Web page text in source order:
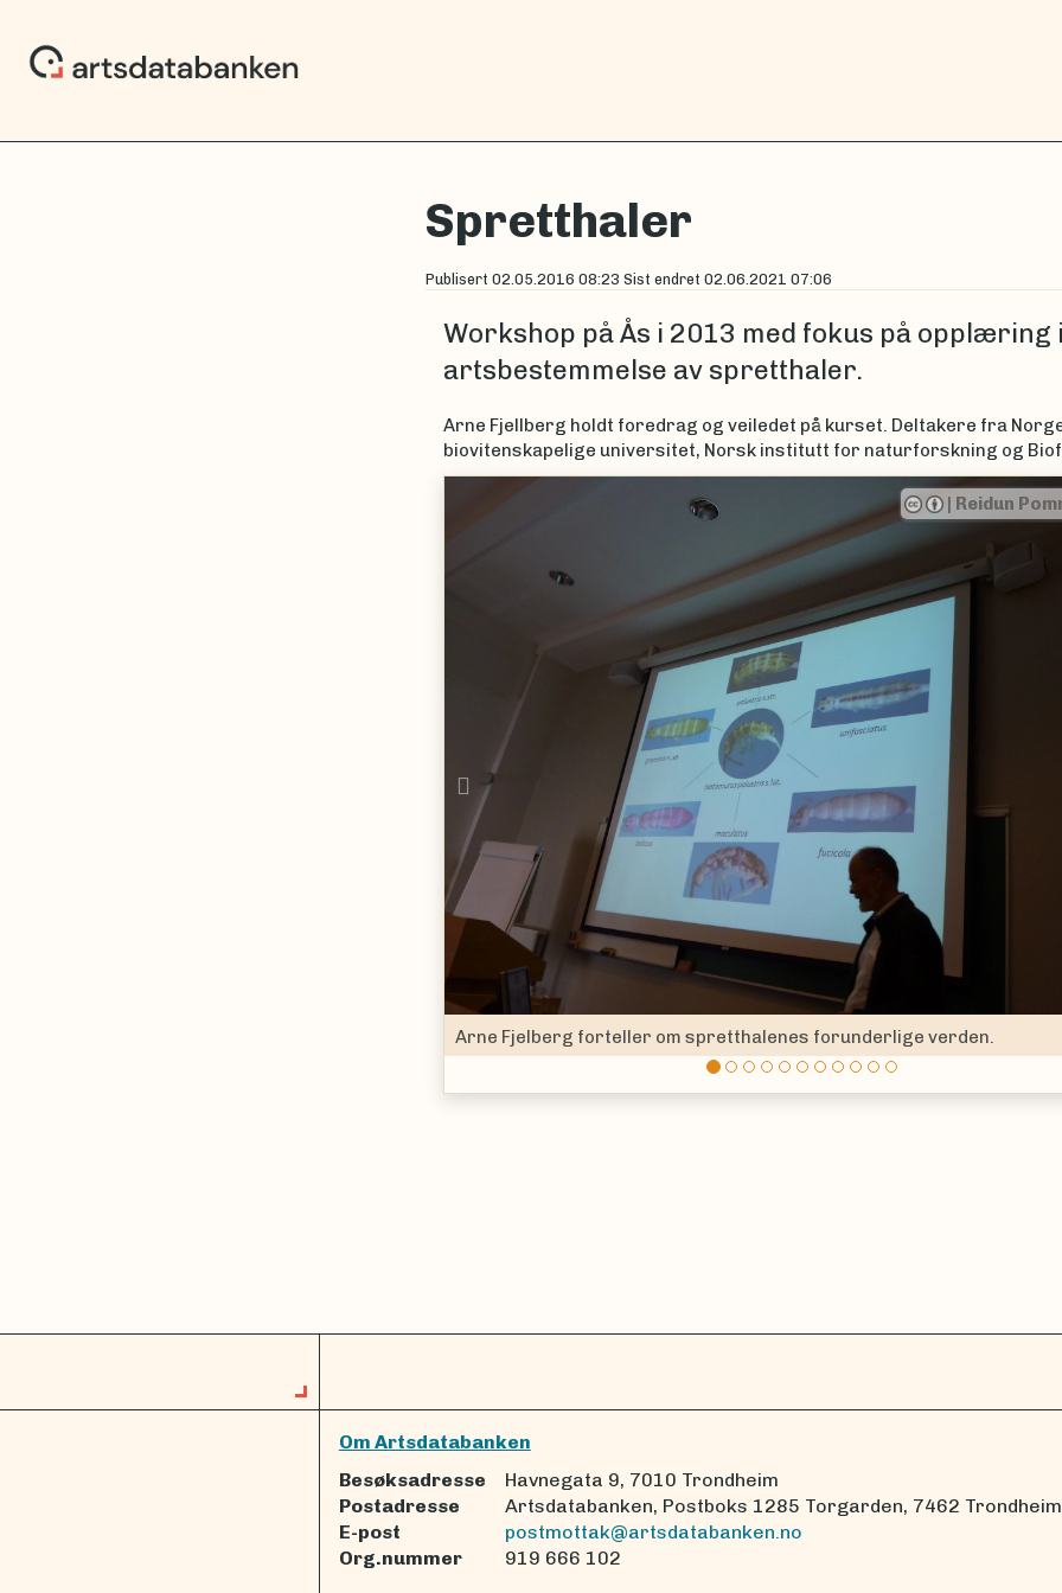
Spretthaler
Publisert 02.05.2016 08:23 Sist endret 02.06.2021 07:06
Workshop på Ås i 2013 med fokus på opplæring
artsbestemmelse av spretthaler.
Arne Fjellberg holdt foredrag og veiledet på kurset. Deltakere fra
biovitenskapelige universitet, Norsk institutt for naturforskning og
| Reidun
Arne Fjelberg forteller om spretthalenes forunderlige verden.
Previous
Om Artsdatabanken
Besøksadresse
Havnegata 9, 7010 Trondheim
Postadresse
Artsdatabanken, Postboks 1285 Torgarden, 7462 Trondheim
E-post
postmottak@artsdatabanken.no
Org.nummer
919 666 102